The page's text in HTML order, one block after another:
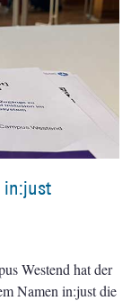
in:just
Westend hat der
Namen in:just die